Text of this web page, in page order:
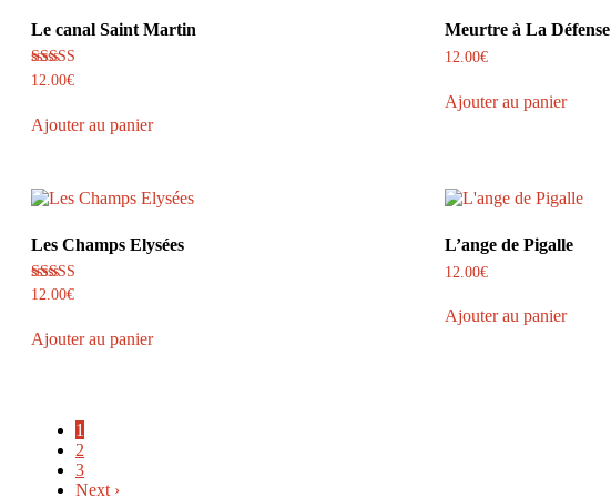
Le canal Saint Martin
Note
12.00€
Ajouter au panier
Meurtre à La Défense
12.00€
Ajouter au panier
Les Champs Elysées
Note
12.00€
Ajouter au panier
L’ange de Pigalle
12.00€
Ajouter au panier
1
2
3
Next ›